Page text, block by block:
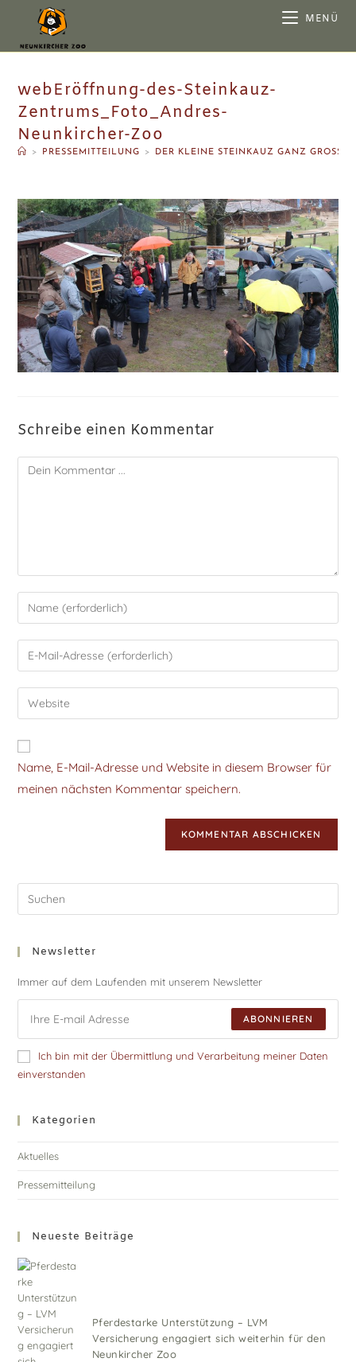
MENÜ
webEröffnung-des-Steinkauz-
Zentrums_Foto_Andres-
Neunkircher-Zoo
> PRESSEMITTEILUNG > DER KLEINE STEINKAUZ GANZ GROSS
Schreibe einen Kommentar
Name, E-Mail-Adresse und Website in diesem Browser für
meinen nächsten Kommentar speichern.
Newsletter
Immer auf dem Laufenden mit unserem Newsletter
ABONNIEREN
Ich bin mit der Übermittlung und Verarbeitung meiner Daten
einverstanden
Kategorien
Aktuelles
Pressemitteilung
Neueste Beiträge
Pferdestarke Unterstützung – LVM
Versicherung engagiert sich weiterhin für den
Neunkircher Zoo